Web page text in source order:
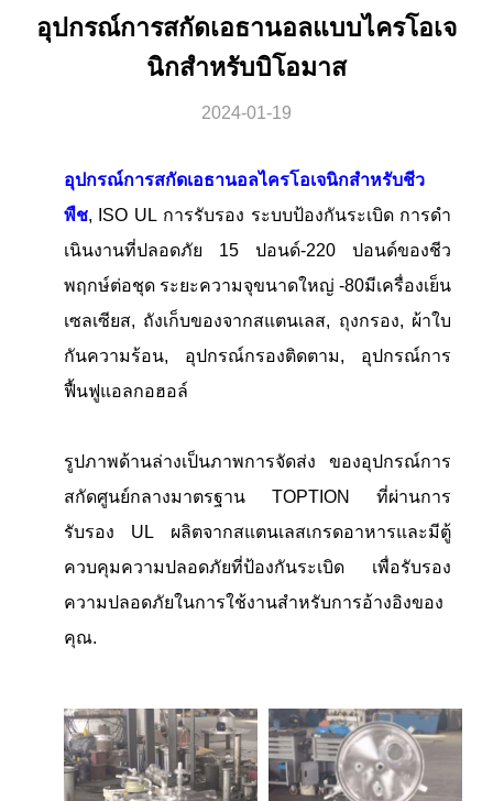
อุปกรณ์การสกัดเอธานอลแบบไครโอเจ
นิกสําหรับบิโอมาส
2024-01-19
อุปกรณ์การสกัดเอธานอลไครโอเจนิกสําหรับชีว
พืช, ISO UL การรับรอง ระบบป้องกันระเบิด การดํา
เนินงานที่ปลอดภัย 15 ปอนด์-220 ปอนด์ของชีว
พฤกษ์ต่อชุด ระยะความจุขนาดใหญ่ -80มีเครื่องเย็น
เซลเซียส, ถังเก็บของจากสแตนเลส, ถุงกรอง, ผ้าใบ
กันความร้อน, อุปกรณ์กรองติดตาม, อุปกรณ์การ
ฟื้นฟูแอลกอฮอล์
รูปภาพด้านล่างเป็นภาพการจัดส่ง ของอุปกรณ์การ
สกัดศูนย์กลางมาตรฐาน TOPTION ที่ผ่านการ
รับรอง UL ผลิตจากสแตนเลสเกรดอาหารและมีตู้
ควบคุมความปลอดภัยที่ป้องกันระเบิด เพื่อรับรอง
ความปลอดภัยในการใช้งานสําหรับการอ้างอิงของ
คุณ.